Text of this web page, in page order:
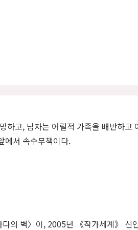
하고, 남자는 어릴적 가족을 배반하고
에서 속수무책이다.
의 벽〉이, 2005년 《작가세계》 신